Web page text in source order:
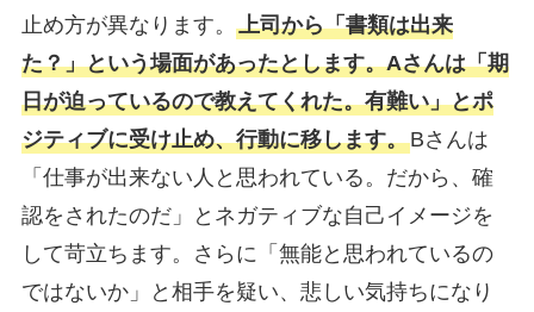
止め方が異なります。 上司から「書類は出来
た？」という場面があったとします。Aさんは「期
日が迫っているので教えてくれた。有難い」とポ
ジティブに受け止め、行動に移します。Bさんは
「仕事が出来ない人と思われている。だから、確
認をされたのだ」とネガティブな自己イメージを
して苛立ちます。さらに「無能と思われているの
ではないか」と相手を疑い、悲しい気持ちになり